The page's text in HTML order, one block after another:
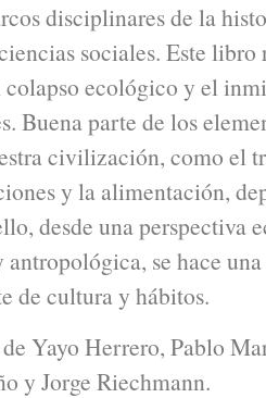
disciplinares de la
sociales. Este libro
colapso ecológico y el
Buena parte de los
civilización, como el
y la alimentación,
desde una perspectiva
se hace
de cultura y hábitos.
Yayo Herrero, Pablo
y Jorge Riechmann.